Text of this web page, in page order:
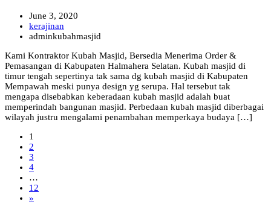
June 3, 2020
kerajinan
adminkubahmasjid
Kami Kontraktor Kubah Masjid, Bersedia Menerima Order &
Pemasangan di Kabupaten Halmahera Selatan. Kubah masjid di
timur tengah sepertinya tak sama dg kubah masjid di Kabupaten
Mempawah meski punya design yg serupa. Hal tersebut tak
mengapa disebabkan keberadaan kubah masjid adalah buat
memperindah bangunan masjid. Perbedaan kubah masjid diberbagai
wilayah justru mengalami penambahan memperkaya budaya […]
1
2
3
4
…
12
»